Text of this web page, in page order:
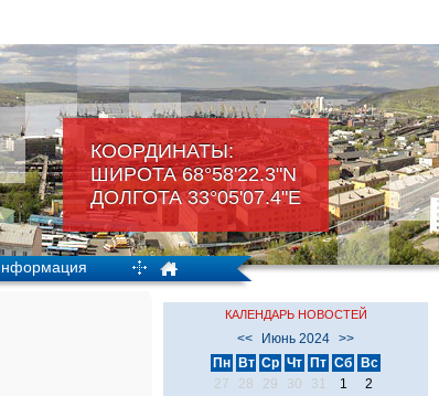
КООРДИНАТЫ:
ШИРОТА 68°58'22.3"N
ДОЛГОТА 33°05'07.4"Е
КАЛЕНДАРЬ НОВОСТЕЙ
<< Июнь 2024 >>
Пн
Вт Ср Чт Пт Сб
Вс
27
28 29 30 31 1
2